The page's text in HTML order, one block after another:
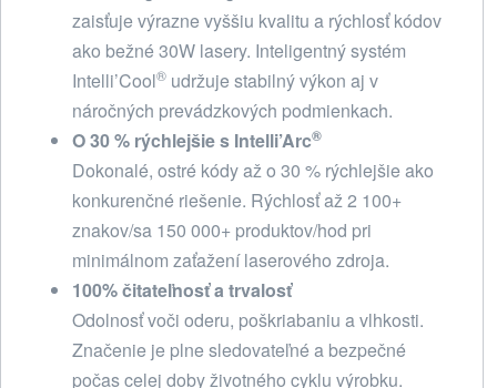
zaisťuje výrazne vyššiu kvalitu a rýchlosť kódov
ako bežné 30W lasery. Inteligentný systém
Intelli’Cool® udržuje stabilný výkon aj v
náročných prevádzkových podmienkach.
O 30 % rýchlejšie s Intelli’Arc®
Dokonalé, ostré kódy až o 30 % rýchlejšie ako
konkurenčné riešenie. Rýchlosť až 2 100+
znakov/sa 150 000+ produktov/hod pri
minimálnom zaťažení laserového zdroja.
100% čitateľnosť a trvalosť
Odolnosť voči oderu, poškriabaniu a vlhkosti.
Značenie je plne sledovateľné a bezpečné
počas celej doby životného cyklu výrobku.